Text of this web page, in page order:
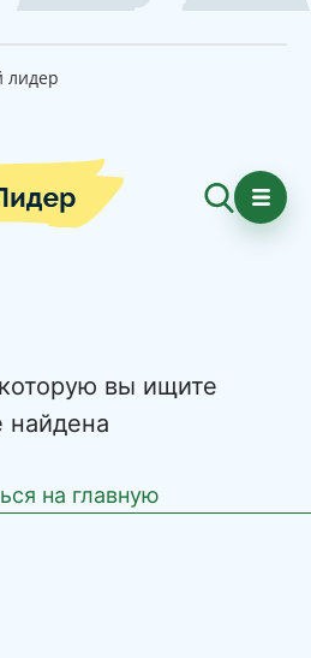
лидер
вы ищите
найдена
на главную